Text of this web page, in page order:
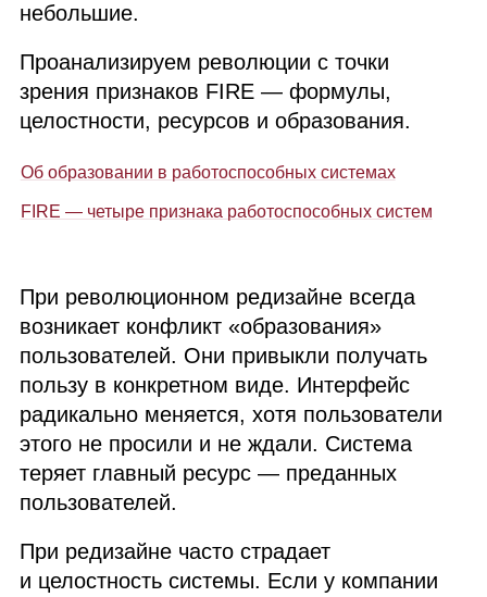
небольшие.
Проанализируем революции с точки
зрения признаков FIRE — формулы,
целостности, ресурсов и образования.
Об образовании в работоспособных системах
FIRE — четыре признака работоспособных систем
При революционном редизайне всегда
возникает конфликт «образования»
пользователей. Они привыкли получать
пользу в конкретном виде. Интерфейс
радикально меняется, хотя пользователи
этого не просили и не ждали. Система
теряет главный ресурс — преданных
пользователей.
При редизайне часто страдает
и целостность системы. Если у компании